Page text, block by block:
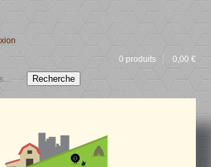
0 produits
0,00 €
Recherche